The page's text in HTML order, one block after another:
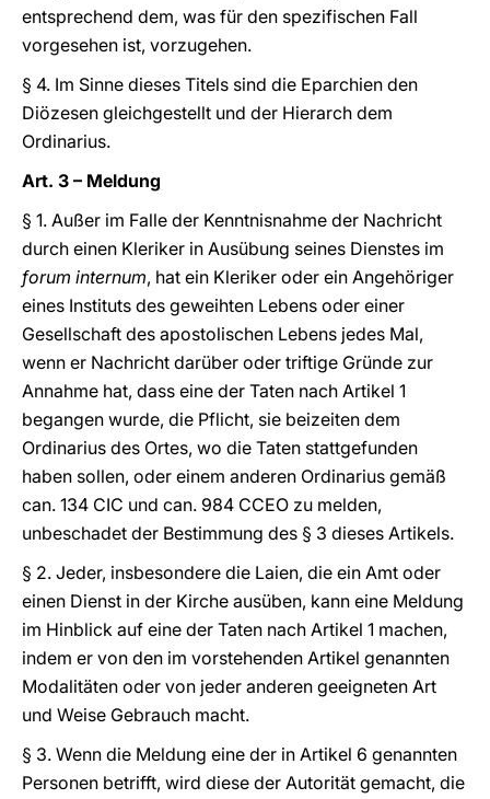
entsprechend dem, was für den spezifischen Fall
vorgesehen ist, vorzugehen.
§ 4. Im Sinne dieses Titels sind die Eparchien den
Diözesen gleichgestellt und der Hierarch dem
Ordinarius.
Art. 3 – Meldung
§ 1. Außer im Falle der Kenntnisnahme der Nachricht
durch einen Kleriker in Ausübung seines Dienstes im
forum internum, hat ein Kleriker oder ein Angehöriger
eines Instituts des geweihten Lebens oder einer
Gesellschaft des apostolischen Lebens jedes Mal,
wenn er Nachricht darüber oder triftige Gründe zur
Annahme hat, dass eine der Taten nach Artikel 1
begangen wurde, die Pflicht, sie beizeiten dem
Ordinarius des Ortes, wo die Taten stattgefunden
haben sollen, oder einem anderen Ordinarius gemäß
can. 134 CIC und can. 984 CCEO zu melden,
unbeschadet der Bestimmung des § 3 dieses Artikels.
§ 2. Jeder, insbesondere die Laien, die ein Amt oder
einen Dienst in der Kirche ausüben, kann eine Meldung
im Hinblick auf eine der Taten nach Artikel 1 machen,
indem er von den im vorstehenden Artikel genannten
Modalitäten oder von jeder anderen geeigneten Art
und Weise Gebrauch macht.
§ 3. Wenn die Meldung eine der in Artikel 6 genannten
Personen betrifft, wird diese der Autorität gemacht, die